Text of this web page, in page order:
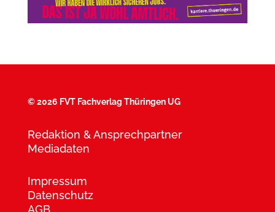
©2026 FVT Fachverlag Thüringen UG
Redaktion & Ansprechpartner
Mediadaten
Impressum
Datenschutz